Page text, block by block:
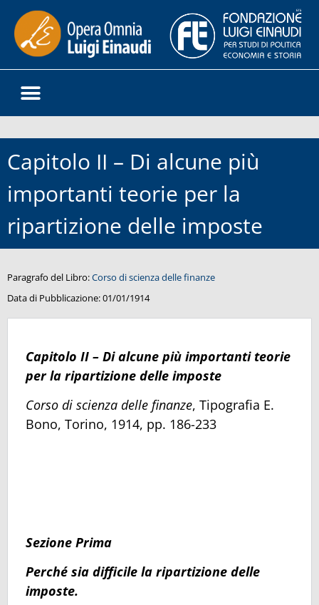
Capitolo II – Di alcune più
importanti teorie per la
ripartizione delle imposte
Paragrafo del Libro:Corso di scienza delle finanze
Data di Pubblicazione:01/01/1914
Capitolo II – Di alcune più importanti teorie
per la ripartizione delle imposte
Corso di scienza delle finanze, Tipografia E.
Bono, Torino, 1914, pp. 186-233
Sezione Prima
Perché sia difficile la ripartizione delle
imposte.